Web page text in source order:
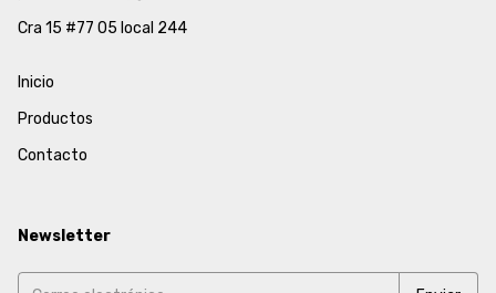
Cra 15 #77 05 local 244
Inicio
Productos
Contacto
Newsletter